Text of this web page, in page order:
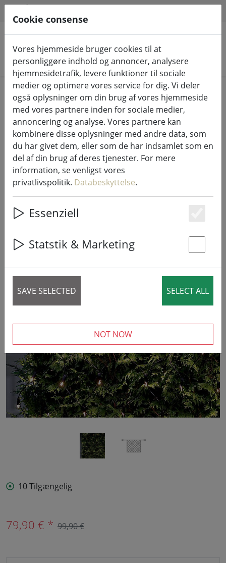
Søg efter produkter
Home Lyskæder og belysning Eventyrlige lys
Sirius lysnet Tech-Line forlængelse
168 LED varm hvid udendørs 1,7 x
1,4 m sort
‹ ›
10 Tilgængelig
79,90 € * 99,90 €
Cookie consense
Vores hjemmeside bruger cookies til at
personliggøre indhold og annoncer, analysere
hjemmesidetrafik, levere funktioner til sociale
medier og optimere vores service for dig. Vi deler
også oplysninger om din brug af vores hjemmeside
med vores partnere inden for sociale medier,
annoncering og analyse. Vores partnere kan
kombinere disse oplysninger med andre data, som
du har givet dem, eller som de har indsamlet som en
del af din brug af deres tjenester. For mere
information, se venligst vores
privatlivspolitik. Databeskyttelse.
Essenziell
Statstik & Marketing
SAVE SELECTED SELECT ALL
NOT NOW